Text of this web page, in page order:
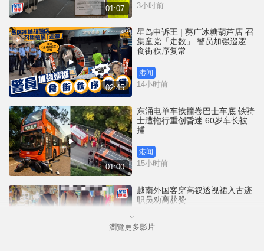
01:07 3小时前
02:45
星岛申诉王 | 葵广冰糖葫芦店 召
集童党「走数」 警员加强巡逻
食街秩序复常
港闻
14小时前
01:00
东涌电单车挨撞卷巴士车底 铁骑
士遭拖行重创昏迷 60岁车长被
捕
港闻
15小时前
越南外国客穿高衩透视裙入古迹
职员劝离获赞
国际
瀏覽更多影片